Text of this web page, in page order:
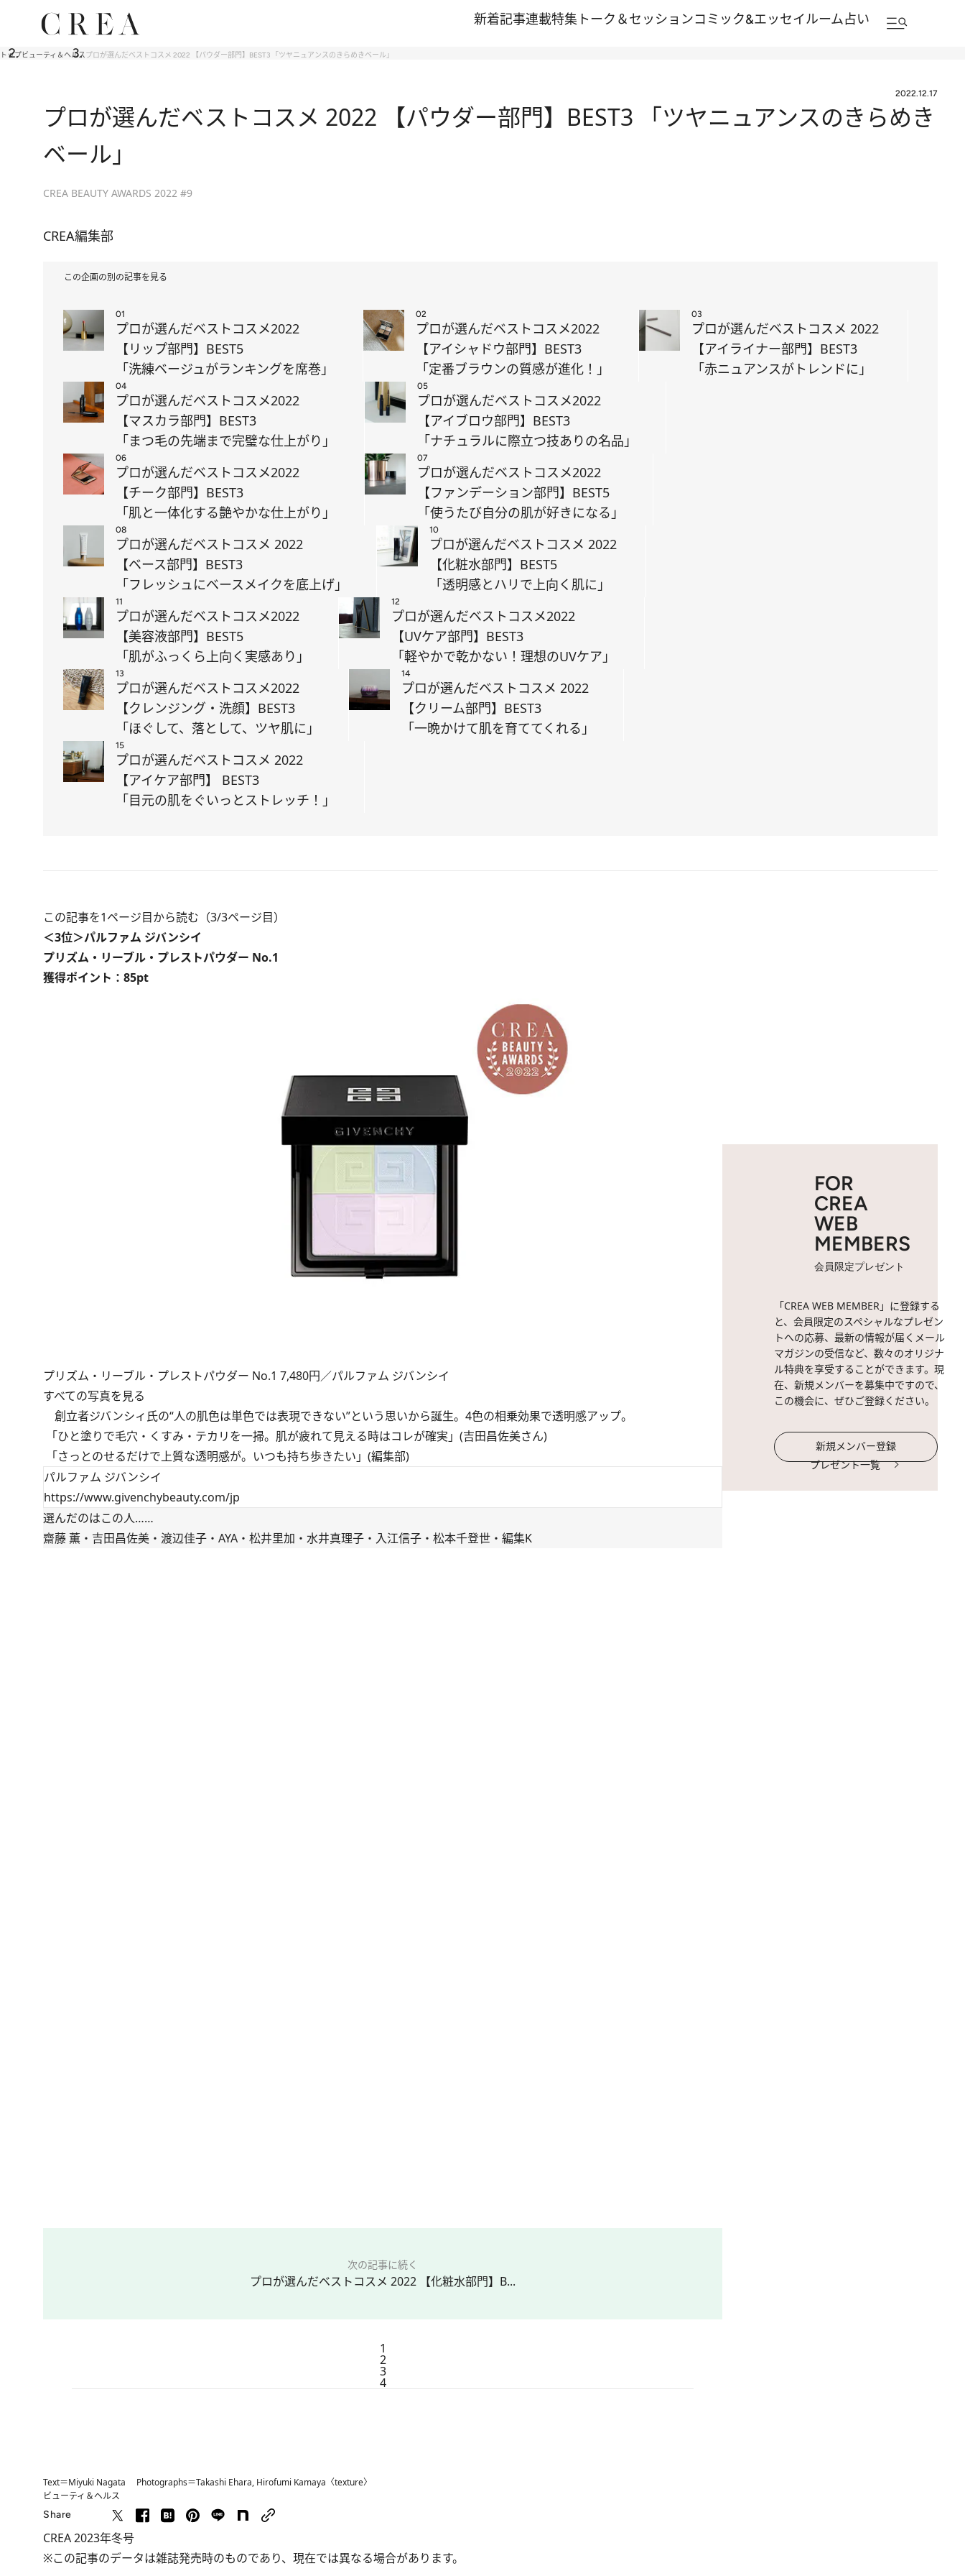
新着記事連載特集 トーク＆セッションコミック&エッセイルーム占い
トップビューティ＆ヘルスプロが選んだベストコスメ 2022 【パウダー部門】BEST3 「ツヤニュアンスのきらめきベール」
2022.12.17
プロが選んだベストコスメ 2022 【パウダー部門】BEST3 「ツヤニュアンスのきらめき
ベール」
CREA BEAUTY AWARDS 2022 #9
CREA編集部
この企画の別の記事を見る
01
プロが選んだベストコスメ2022
【リップ部門】BEST5
「洗練ベージュがランキングを席巻」
02
プロが選んだベストコスメ2022
【アイシャドウ部門】BEST3
「定番ブラウンの質感が進化！」
03
プロが選んだベストコスメ 2022
【アイライナー部門】BEST3
「赤ニュアンスがトレンドに」
04
プロが選んだベストコスメ2022
【マスカラ部門】BEST3
「まつ毛の先端まで完璧な仕上がり」
05
プロが選んだベストコスメ2022
【アイブロウ部門】BEST3
「ナチュラルに際立つ技ありの名品」
06
プロが選んだベストコスメ2022
【チーク部門】BEST3
「肌と一体化する艶やかな仕上がり」
07
プロが選んだベストコスメ2022
【ファンデーション部門】BEST5
「使うたび自分の肌が好きになる」
08
プロが選んだベストコスメ 2022
【ベース部門】BEST3
「フレッシュにベースメイクを底上げ」
10
プロが選んだベストコスメ 2022
【化粧水部門】BEST5
「透明感とハリで上向く肌に」
11
プロが選んだベストコスメ2022
【美容液部門】BEST5
「肌がふっくら上向く実感あり」
12
プロが選んだベストコスメ2022
【UVケア部門】BEST3
「軽やかで乾かない！理想のUVケア」
13
プロが選んだベストコスメ2022
【クレンジング・洗顔】BEST3
「ほぐして、落として、ツヤ肌に」
14
プロが選んだベストコスメ 2022
【クリーム部門】BEST3
「一晩かけて肌を育ててくれる」
15
プロが選んだベストコスメ 2022
【アイケア部門】 BEST3
「目元の肌をぐいっとストレッチ！」
この記事を1ページ目から読む（3/3ページ目）
＜3位＞パルファム ジバンシイ
プリズム・リーブル・プレストパウダー No.1
獲得ポイント：85pt
プリズム・リーブル・プレストパウダー No.1 7,480円／パルファム ジバンシイ
すべての写真を見る
創立者ジバンシィ氏の“人の肌色は単色では表現できない”という思いから誕生。4色の相乗効果で透明感アップ。
「ひと塗りで毛穴・くすみ・テカリを一掃。肌が疲れて見える時はコレが確実」(吉田昌佐美さん)
「さっとのせるだけで上質な透明感が。いつも持ち歩きたい」(編集部)
パルファム ジバンシイ
https://www.givenchybeauty.com/jp
選んだのはこの人……
齋藤 薫・吉田昌佐美・渡辺佳子・AYA・松井里加・水井真理子・入江信子・松本千登世・編集K
次の記事に続く
プロが選んだベストコスメ 2022 【化粧水部門】B...
1
2
3
4
Text＝Miyuki Nagata Photographs＝Takashi Ehara, Hirofumi Kamaya〈texture〉
ビューティ＆ヘルス
Share
CREA 2023年冬号
※この記事のデータは雑誌発売時のものであり、現在では異なる場合があります。
FOR
CREA
WEB
MEMBERS
会員限定プレゼント
「CREA WEB MEMBER」に登録する
と、会員限定のスペシャルなプレゼン
トへの応募、最新の情報が届くメール
マガジンの受信など、数々のオリジナ
ル特典を享受することができます。現
在、新規メンバーを募集中ですので、
この機会に、ぜひご登録ください。
新規メンバー登録
プレゼント一覧